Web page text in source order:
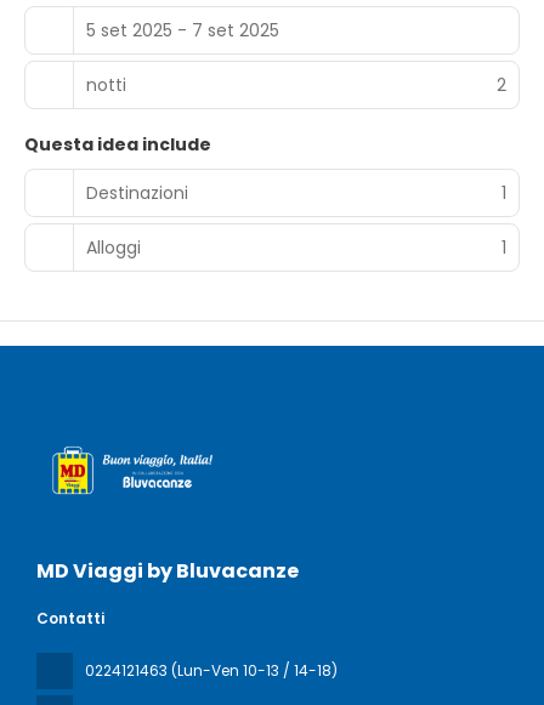
5 set 2025 - 7 set 2025
notti 2
Questa idea include
Destinazioni
1
Alloggi 1
MD Viaggi by Bluvacanze
Contatti
0224121463 (Lun-Ven 10-13 / 14-18)